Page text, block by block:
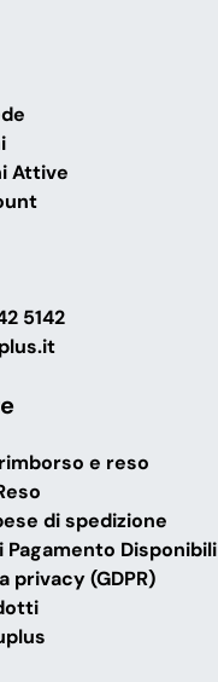
Attive
5142
e reso
di spedizione
Pagamento Disponibili
privacy (GDPR)